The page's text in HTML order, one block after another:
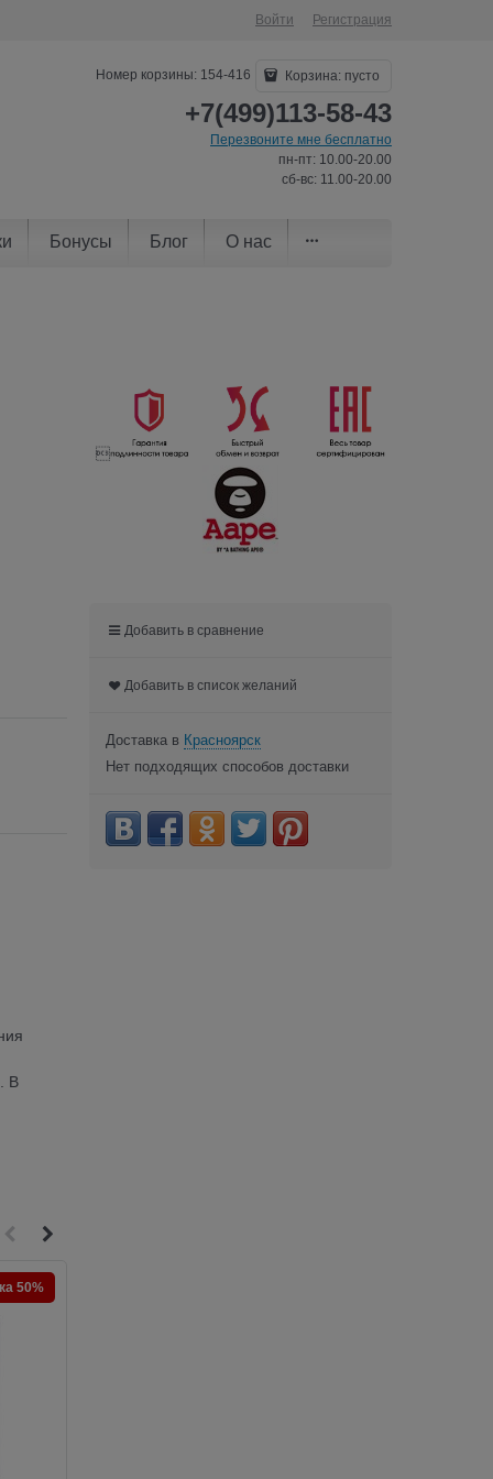
Войти Регистрация
Номер корзины: 154-416 Корзина: пусто
+7(499)113-58-43
Перезвоните мне бесплатно
пн-пт: 10.00-20.00
сб-вс: 11.00-20.00
Бонусы Блог О нас
В
50%

Добавить в сравнение
Добавить в список желаний
Доставка в Красноярск
Нет подходящих способов доставки